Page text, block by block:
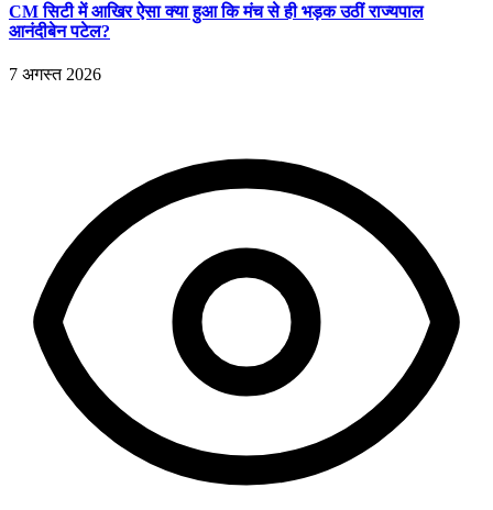
CM सिटी में आखिर ऐसा क्या हुआ कि मंच से ही भड़क उठीं राज्यपाल
आनंदीबेन पटेल?
7 अगस्त 2026